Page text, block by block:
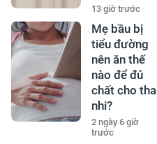
13 giờ trước
Mẹ bầu bị
tiểu đường
nên ăn thế
nào để đủ
chất cho
nhi?
2 ngày 6 giờ
trước